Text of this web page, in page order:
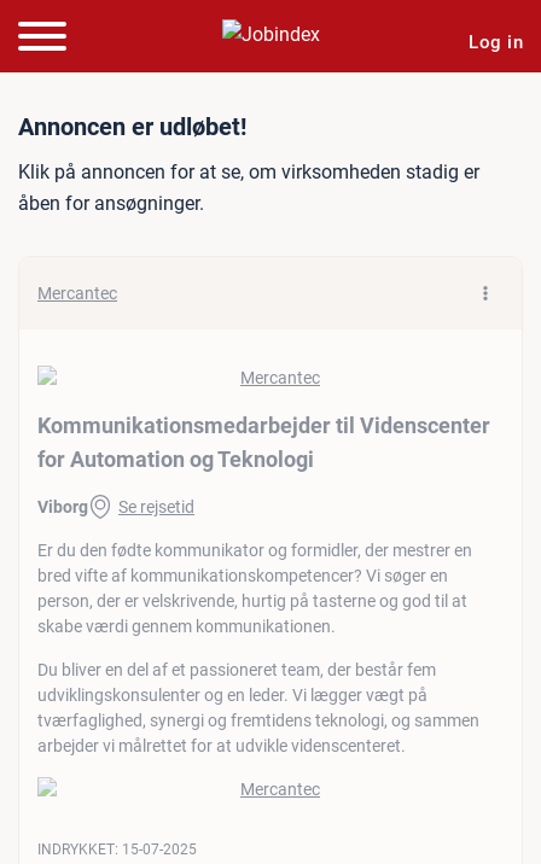
Log in
Jobannonce:
Annoncen er udløbet!
Klik på annoncen for at se, om virksomheden stadig er
åben for ansøgninger.
Mercantec
Kommunikationsmedarbejder til Videnscenter
for Automation og Teknologi
Viborg Se rejsetid
Er du den fødte kommunikator og formidler, der mestrer en
bred vifte af kommunikationskompetencer? Vi søger en
person, der er velskrivende, hurtig på tasterne og god til at
skabe værdi gennem kommunikationen.
Du bliver en del af et passioneret team, der består fem
udviklingskonsulenter og en leder. Vi lægger vægt på
tværfaglighed, synergi og fremtidens teknologi, og sammen
arbejder vi målrettet for at udvikle videnscenteret.
INDRYKKET: 15-07-2025